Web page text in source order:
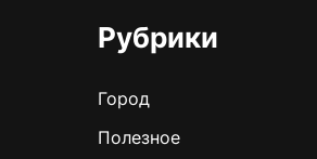
Рубрики
Город
Полезное